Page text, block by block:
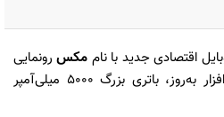
اقتصادی جدید با نام مکسرونمایی
نرم‌افزار به‌روز، باتری بزرگ ۵۰۰۰ میلی‌آمپر